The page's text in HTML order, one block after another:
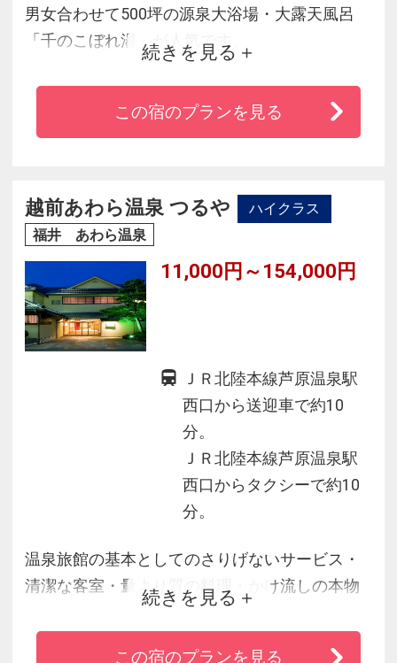
男女合わせて500坪の源泉大浴場・大露天風呂
「千のこぼれ湯」が人気です。
男性風呂はより大きくより豪華に、より快適
に、女性風呂は岩風呂、壺湯、寝湯などバラエ
ティ豊かな湯めぐりが満喫できます。
な時間を心ゆくまでご堪能ください。
続きを見る
この宿のプランを見る
越前あわら温泉 つるや
ハイクラス
福井 あわら温泉
11,000円～154,000円
ＪＲ北陸本線芦原温泉駅
西口から送迎車で約10
分。
ＪＲ北陸本線芦原温泉駅
西口からタクシーで約10
分。
温泉旅館の基本としてのさりげないサービス・
清潔な客室・量より質の料理・かけ流しの本物
の温泉を提供しております
地元の食材の良さを生かし“量より質”を重視した
続きを見る
この宿のプランを見る